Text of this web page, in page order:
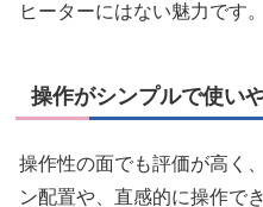
ヒーターにはない魅力です。
操作がシンプルで使い
操作性の面でも評価が高く
ン配置や、直感的に操作で